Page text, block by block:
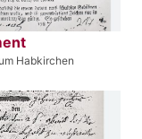
Habkirchen